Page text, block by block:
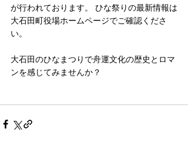
が行われております。 ひな祭りの最新情報は
大石田町役場ホームページでご確認くださ
い。
大石田のひなまつりで舟運文化の歴史とロマ
ンを感じてみませんか？